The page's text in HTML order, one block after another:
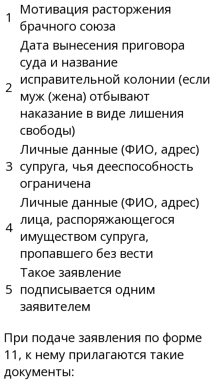
1
Мотивация расторжения
брачного союза
2
Дата вынесения приговора
суда и название
исправительной колонии (если
муж (жена) отбывают
наказание в виде лишения
свободы)
3
Личные данные (ФИО, адрес)
супруга, чья дееспособность
ограничена
4
Личные данные (ФИО, адрес)
лица, распоряжающегося
имуществом супруга,
пропавшего без вести
5
Такое заявление
подписывается одним
заявителем
При подаче заявления по форме
11, к нему прилагаются такие
документы: